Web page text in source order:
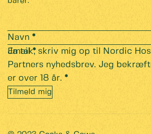
Navn *
Email *
Ja tak, skriv mig op til Nordic
Partners nyhedsbrev. Jeg
er over 18 år. *
Tilmeld mig